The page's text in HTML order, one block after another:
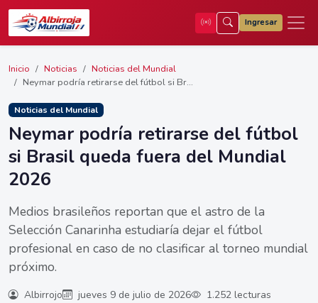
Ingresar
Inicio Noticias
Noticias del Mundial
Neymar podría retirarse del fútbol si Br...
Noticias del Mundial
Neymar podría retirarse del fútbol
si Brasil queda fuera del Mundial
2026
Medios brasileños reportan que el astro de la
Selección Canarinha estudiaría dejar el fútbol
profesional en caso de no clasificar al torneo mundial
próximo.
Albirrojo jueves 9 de julio de 2026 1.252 lecturas